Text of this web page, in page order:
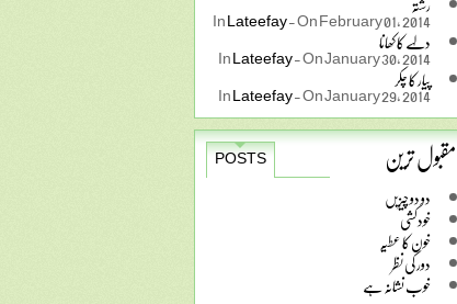
InLateefay-On February 01, 2014
دلہے کا کھانا InLateefay-On January 30, 2014
پیار کا چکر InLateefay-On January 29, 2014
مقبول ترین
POSTS
دو دو چیزیں
خودکشی
خون کا عطیہ
دور کی نظر
خوب نشانہ ہے